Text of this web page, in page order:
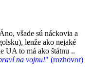
všade sú náckovia a
lenže ako nejaké
UA to má ako štátnu ..
na vojnu!" (rozhovor)